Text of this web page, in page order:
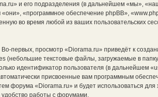
и его подразделения (в дальнейшем «мы»,
«программное обеспечение phpBB»,
во время любой из ваших пользовательских
первых, просмотр «Diorama.ru» приведёт к
(небольшие текстовые файлы, загружаемые в
идентификатор пользователя (в дальнейшем
присвоенные вам программным
форума «Diorama.ru» и будет использоваться
работы с форумами.